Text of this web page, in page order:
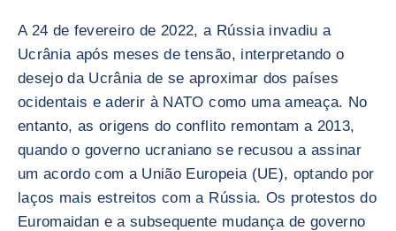
A 24 de fevereiro de 2022, a Rússia invadiu a
Ucrânia após meses de tensão, interpretando o
desejo da Ucrânia de se aproximar dos países
ocidentais e aderir à NATO como uma ameaça. No
entanto, as origens do conflito remontam a 2013,
quando o governo ucraniano se recusou a assinar
um acordo com a União Europeia (UE), optando por
laços mais estreitos com a Rússia. Os protestos do
Euromaidan e a subsequente mudança de governo